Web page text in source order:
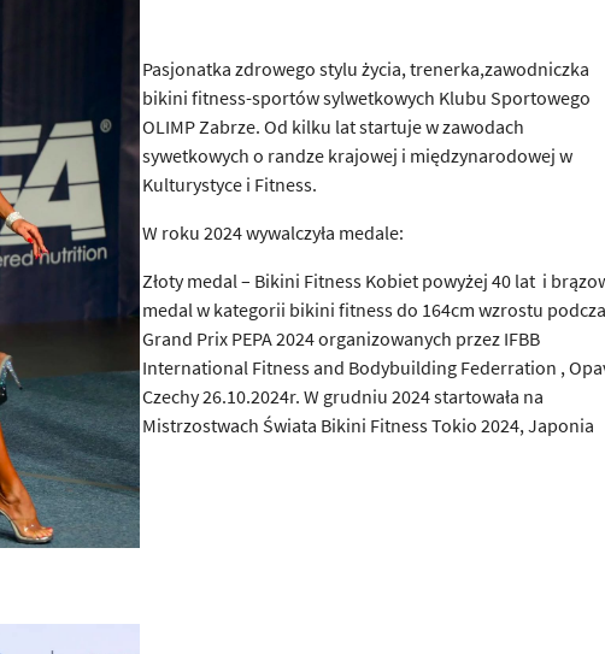
Pasjonatka zdrowego stylu życia, trenerka,zawodniczka
bikini fitness-sportów sylwetkowych Klubu Sportowego
OLIMP Zabrze. Od kilku lat startuje w zawodach
sywetkowych o randze krajowej i międzynarodowej w
Kulturystyce i Fitness.
W roku 2024 wywalczyła medale:
Złoty medal – Bikini Fitness Kobiet powyżej 40 lat i
medal w kategorii bikini fitness do 164cm wzrostu
Grand Prix PEPA 2024 organizowanych przez IFBB
International Fitness and Bodybuilding Federration ,
Czechy 26.10.2024r. W grudniu 2024 startowała na
Mistrzostwach Świata Bikini Fitness Tokio 2024, Japonia